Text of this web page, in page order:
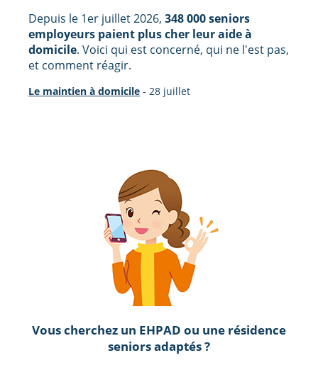
Depuis le 1er juillet 2026, 348 000 seniors
employeurs paient plus cher leur aide à
domicile. Voici qui est concerné, qui ne l'est pas,
et comment réagir.
Le maintien à domicile - 28 juillet
Vous cherchez un EHPAD ou une résidence
seniors adaptés ?